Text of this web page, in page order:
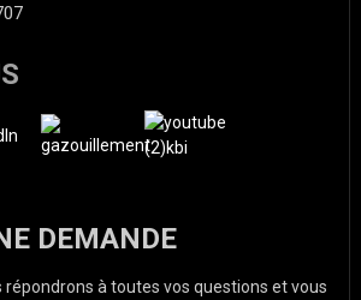
DEMANDE
à toutes vos questions et vous